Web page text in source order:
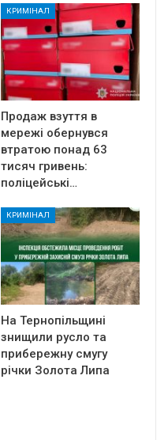
КРИМІНАЛ
Продаж взуття в
мережі обернувся
втратою понад 63
тисяч гривень:
поліцейські…
КРИМІНАЛ
На Тернопільщині
знищили русло та
прибережну смугу
річки Золота Липа